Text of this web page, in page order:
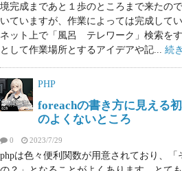
境完成まであと１歩のところまで来たの
いていますが、作業によっては完成して
ネット上で「風呂 テレワーク」検索を
として作業場所とするアイデアや記... 続
PHP
foreachの書き方に見える
のよくないところ
0 2023/7/29
phpは色々便利関数が用意されており、